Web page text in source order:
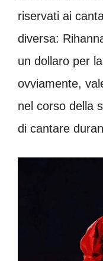
riservati ai
diversa:
un dollaro per
ovviamente,
nel corso della
di cantare